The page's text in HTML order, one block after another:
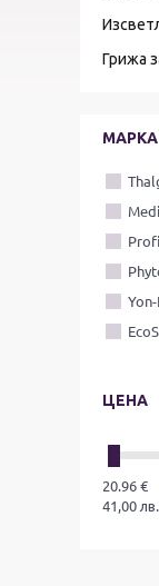
Грижа
МАРКА
ЦЕНА
20.96€
41,00лв.